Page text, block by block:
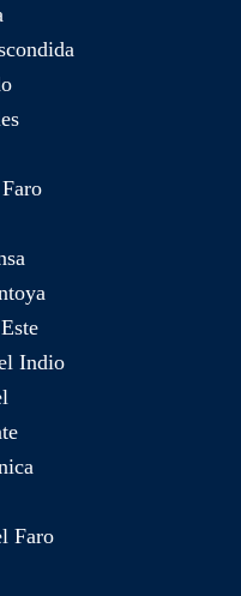
Indio
Faro